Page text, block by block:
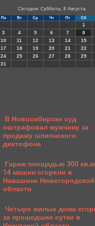
Сегодня: Суббота, 8 Августа
Пн Вт Ср Чт Пт Сб
1
3
4 5 6 7 8
10
11 12 13 14 15
17
18 19 20 21 22
24
25 26 27 28 29
31
В Новосибирске суд
оштрафовал мужчину за
продажу шпионского
диктофона
Гараж площадью 300
14 машин сгорели в
Навашине Нижегородской
области
Четыре жилых дома
за прошедшие сутки в